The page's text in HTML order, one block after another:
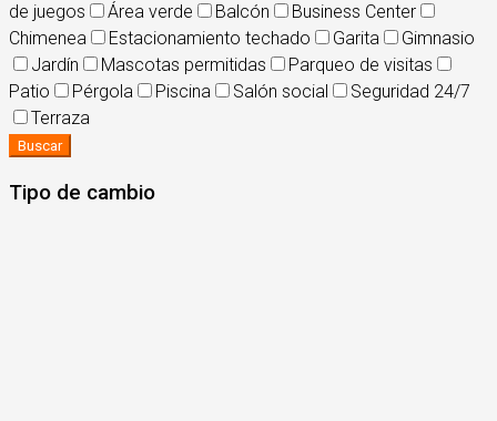
de juegos
Área verde Balcón
Business Center
Chimenea
Estacionamiento techado Garita
Gimnasio
Jardín
Mascotas permitidas
Parqueo de visitas
Patio
Pérgola Piscina Salón social
Seguridad 24/7
Terraza
Buscar
Tipo de cambio